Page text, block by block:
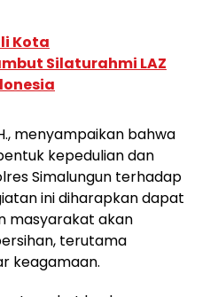
Kota
Silaturahmi LAZ
menyampaikan bahwa
kepedulian dan
Simalungun terhadap
ini diharapkan dapat
masyarakat akan
terutama
keagamaan.